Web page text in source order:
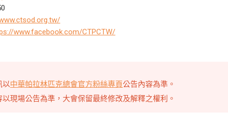
www.facebook.com/CTPCTW/
以中華帕拉林匹克總會官方粉絲專頁公告內容為準。
現場公告為準，大會保留最終修改及解釋之權利。